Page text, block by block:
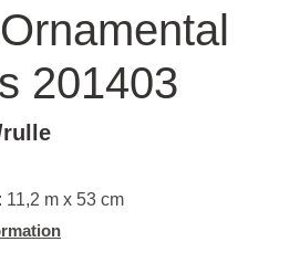
201403
rulle
11,2 m x 53 cm